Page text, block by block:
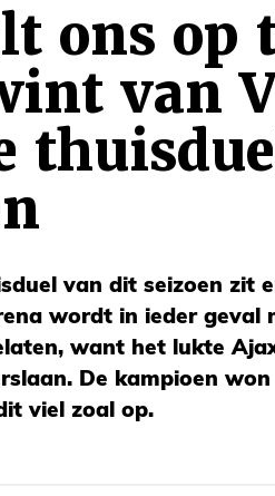
ons op
van
van dit seizoen zit
wordt in ieder geval
want het lukte
De kampioen
viel zoal op.